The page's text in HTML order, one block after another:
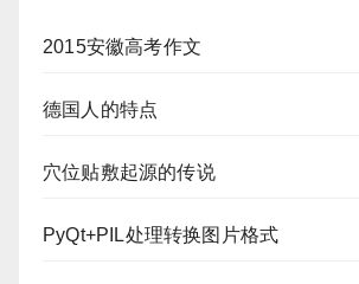
2015安徽高考作文
德国人的特点
穴位贴敷起源的传说
PyQt+PIL处理转换图片格式